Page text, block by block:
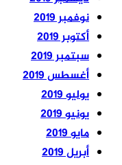
نوفمبر 2019
أكتوبر 2019
سبتمبر 2019
أغسطس 2019
يوليو 2019
يونيو 2019
مايو 2019
أبريل 2019